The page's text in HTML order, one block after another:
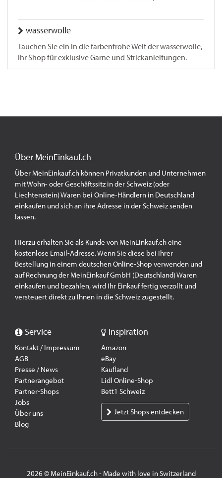
wasserwolle
Tauchen Sie ein in die farbenfrohe Welt der wasserwolle,
Ihr Shop für exklusive Garne und Strickanleitungen.
Über MeinEinkauf.ch
Über MeinEinkauf.ch können Privatkunden und Unternehmen
mit Wohn- oder Geschäftssitz in der Schweiz (oder
Liechtenstein) Waren bei Online-Händlern in Deutschland
einkaufen und sich an ihre Adresse in der Schweiz senden
lassen.
Hierzu erhalten Sie als Kunde von MeinEinkauf.ch eine
kostenlose Email-Adresse. Wenn Sie diese bei Ihrer
Bestellung in einem deutschen Online-Shop verwenden und
auf Rechnung der MeinEinkauf GmbH (Deutschland) Waren
einkaufen und bezahlen, wird Ihr Einkauf fertig verzollt und
versteuert direkt zu Ihnen in die Schweiz zugestellt.
Service
Kontakt / Impressum
AGB
Presse / News
Partnerangebot
Partner-Shops
Jobs
Über uns
Blog
Inspiration
Amazon
eBay
Kaufland
Lidl Online-Shop
Bett1 Schweiz
Jetzt Shops entdecken
2026 © MeinEinkauf.ch - Made with love in Switzerland